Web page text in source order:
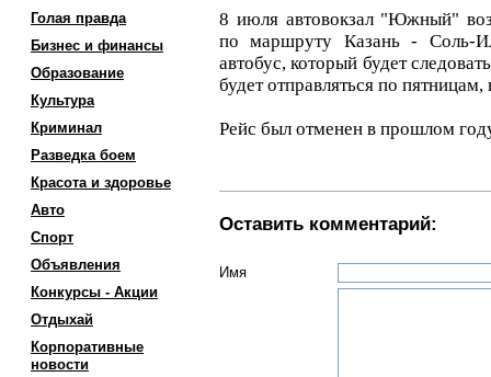
Голая правда
Бизнес и финансы
Образование
Культура
Криминал
Разведка боем
Красота и здоровье
Авто
Спорт
Объявления
Конкурсы - Акции
Отдыхай
Корпоративные
новости
8 июля автовокзал "Южный"
по маршруту Казань - Соль-
автобус, который будет
будет отправляться по
Рейс был отменен в прошлом
Оставить комментарий:
Имя